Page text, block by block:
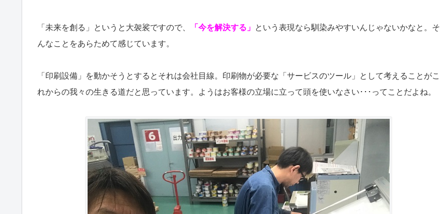
「未来を創る」というと大袈裟ですので、 「今を解決する」 という表現なら馴染みやすいんじゃないかなと。そ
んなことをあらためて感じています。
「印刷設備」を動かそうとするとそれは会社目線。印刷物が必要な「サービスのツール」として考えることがこ
れからの我々の生きる道だと思っています。ようはお客様の立場に立って頭を使いなさい･･･ってことだよね。